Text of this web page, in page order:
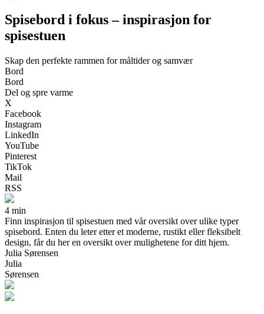
Spisebord i fokus – inspirasjon for
spisestuen
Skap den perfekte rammen for måltider og samvær
Bord
Bord
Del og spre varme
X
Facebook
Instagram
LinkedIn
YouTube
Pinterest
TikTok
Mail
RSS
4 min
Finn inspirasjon til spisestuen med vår oversikt over ulike typer
spisebord. Enten du leter etter et moderne, rustikt eller fleksibelt
design, får du her en oversikt over mulighetene for ditt hjem.
Julia Sørensen
Julia
Sørensen